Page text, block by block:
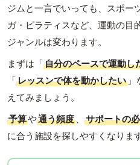
ジムと一言でいっても、スポー
ガ・ピラティスなど、運動の目
ジャンルは変わります。
まずは「自分のペースで運動し
「レッスンで体を動かしたい
えてみましょう。
予算や通う頻度 、 サポートの
に合う施設を探しやすくなります